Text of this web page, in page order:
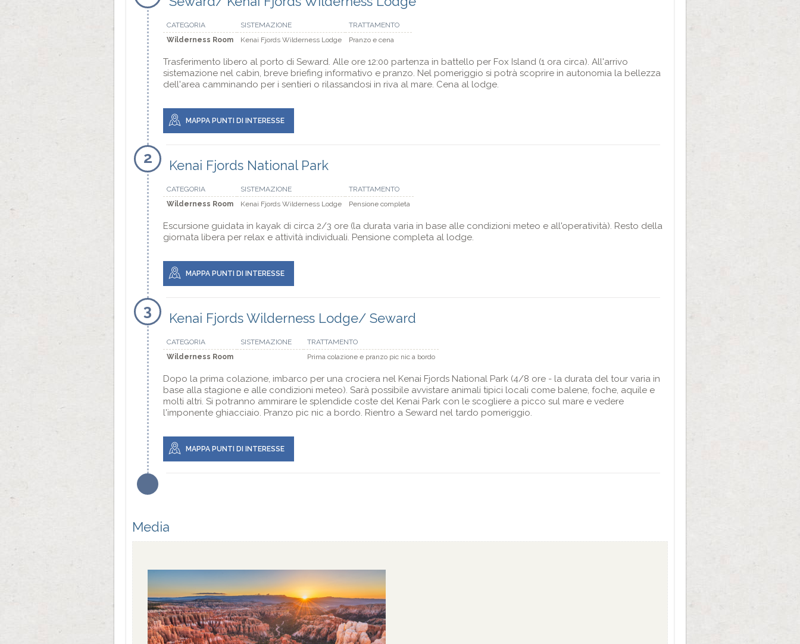
CATEGORIA SISTEMAZIONE
TRATTAMENTO
Wilderness Room
Kenai Fjords Wilderness Lodge Pranzo e cena
Trasferimento libero al porto di Seward. Alle ore 12:00 partenza in battello per Fox Island (1 ora circa). All'arrivo
sistemazione nel cabin, breve briefing informativo e pranzo. Nel pomeriggio si potrà scoprire in autonomia la bellezza
dell'area camminando per i sentieri o rilassandosi in riva al mare. Cena al lodge.
MAPPA PUNTI DI INTERESSE
2 Kenai Fjords National Park
CATEGORIA SISTEMAZIONE
TRATTAMENTO
Wilderness Room
Kenai Fjords Wilderness Lodge Pensione completa
Escursione guidata in kayak di circa 2/3 ore (la durata varia in base alle condizioni meteo e all'operatività). Resto della
giornata libera per relax e attività individuali. Pensione completa al lodge.
MAPPA PUNTI DI INTERESSE
3 Kenai Fjords Wilderness Lodge/ Seward
CATEGORIA SISTEMAZIONE
TRATTAMENTO
Wilderness Room
Prima colazione e pranzo pic nic a bordo
Dopo la prima colazione, imbarco per una crociera nel Kenai Fjords National Park (4/8 ore - la durata del tour varia in
base alla stagione e alle condizioni meteo). Sarà possibile avvistare animali tipici locali come balene, foche, aquile e
molti altri. Si potranno ammirare le splendide coste del Kenai Park con le scogliere a picco sul mare e vedere
l'imponente ghiacciaio. Pranzo pic nic a bordo. Rientro a Seward nel tardo pomeriggio.
MAPPA PUNTI DI INTERESSE
Media